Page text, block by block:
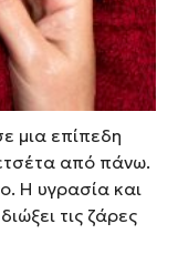
μια επίπεδη
από πάνω.
Η υγρασία και
τις ζάρες